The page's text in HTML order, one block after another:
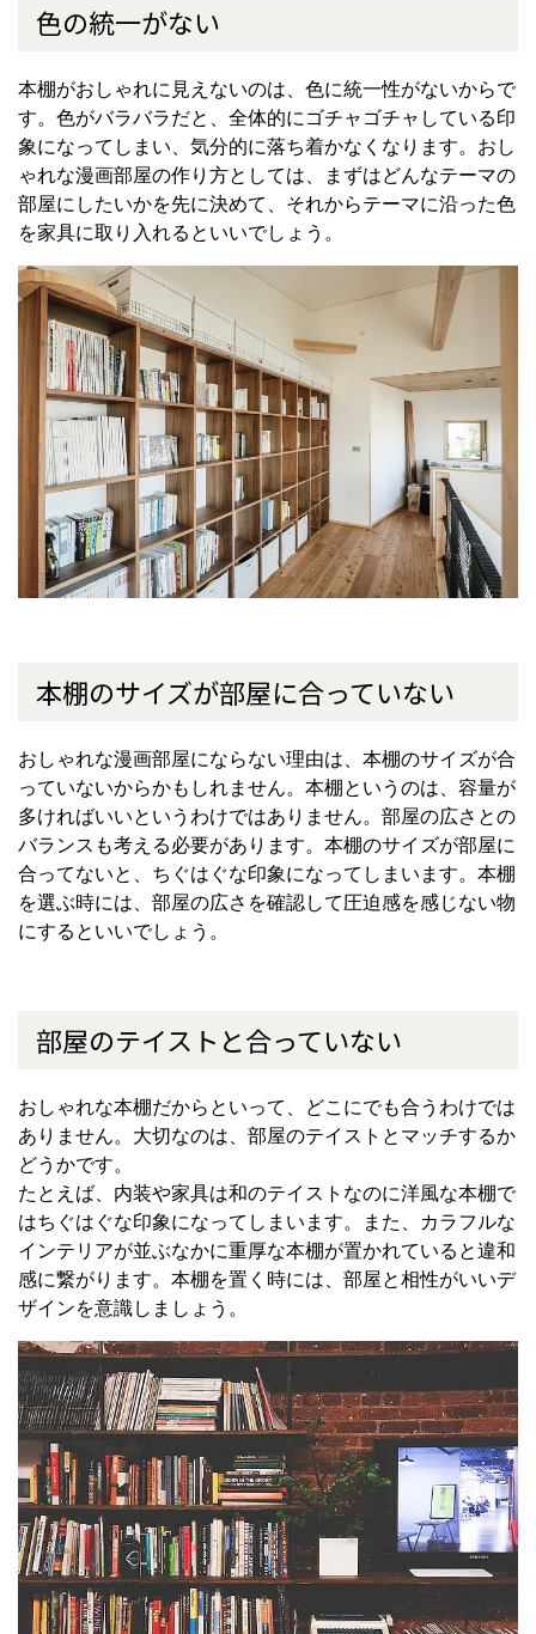
色の統一がない
本棚がおしゃれに見えないのは、色に統一性がないからで
す。色がバラバラだと、全体的にゴチャゴチャしている印
象になってしまい、気分的に落ち着かなくなります。おし
ゃれな漫画部屋の作り方としては、まずはどんなテーマの
部屋にしたいかを先に決めて、それからテーマに沿った色
を家具に取り入れるといいでしょう。
本棚のサイズが部屋に合っていない
おしゃれな漫画部屋にならない理由は、本棚のサイズが合
っていないからかもしれません。本棚というのは、容量が
多ければいいというわけではありません。部屋の広さとの
バランスも考える必要があります。本棚のサイズが部屋に
合ってないと、ちぐはぐな印象になってしまいます。本棚
を選ぶ時には、部屋の広さを確認して圧迫感を感じない物
にするといいでしょう。
部屋のテイストと合っていない
おしゃれな本棚だからといって、どこにでも合うわけでは
ありません。大切なのは、部屋のテイストとマッチするか
どうかです。
たとえば、内装や家具は和のテイストなのに洋風な本棚で
はちぐはぐな印象になってしまいます。また、カラフルな
インテリアが並ぶなかに重厚な本棚が置かれていると違和
感に繋がります。本棚を置く時には、部屋と相性がいいデ
ザインを意識しましょう。